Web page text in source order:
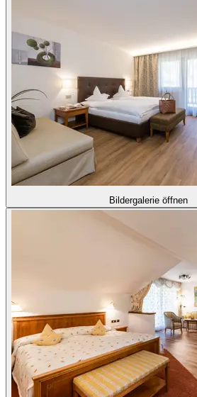
Bildergalerie öffnen